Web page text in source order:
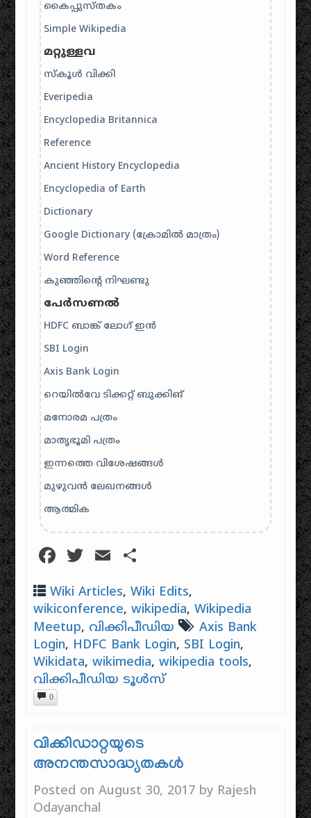
കൈപ്പുസ്തകം
Simple Wikipedia
മറ്റുള്ളവ
സ്കൂൾ വിക്കി
Everipedia
Encyclopedia Britannica
Reference
Ancient History Encyclopedia
Encyclopedia of Earth
Dictionary
Google Dictionary (ക്രോമിൽ മാത്രം)
Word Reference
കുഞ്ഞിന്റെ നിഘണ്ടു
പേർസണൽ
HDFC ബാങ്ക് ലോഗ് ഇൻ
SBI Login
Axis Bank Login
റെയിൽവേ ടിക്കറ്റ് ബുക്കിങ്
മനോരമ പത്രം
മാതൃഭൂമി പത്രം
ഇന്നത്തെ വിശേഷങ്ങൾ
മുഴുവൻ ലേഖനങ്ങൾ
ആത്മിക
Facebook
Twitter
Email
Wiki Articles,Wiki Edits,
wikiconference,wikipedia,Wikipedia
Meetup, വിക്കിപീഡിയ
Axis Bank
Login, HDFC Bank Login, SBI Login,
Wikidata,wikimedia,wikipedia tools,
വിക്കിപീഡിയ ടൂൾസ്
0
വിക്കിഡാറ്റയുടെ
അനന്തസാദ്ധ്യതകള്‍
Posted onAugust 30, 2017 by Rajesh
Odayanchal